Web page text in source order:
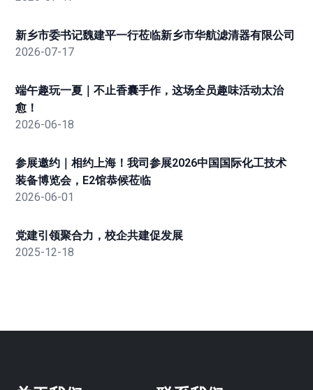
新乡市委书记魏建平一行莅临新乡市华航滤清器有限公司
2026-07-17
端午趣玩一夏｜不止香囊手作，这场全员趣味活动太治
愈！
2026-06-18
参展邀约｜相约上海！我司参展2026中国国际化工技术
装备博览会，E2馆恭候莅临
2026-06-01
党建引领聚合力，校企共建促发展
2025-12-18